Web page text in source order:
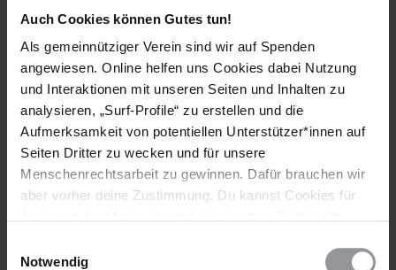
Auch Cookies können Gutes tun!
Als gemeinnütziger Verein sind wir auf Spenden
angewiesen. Online helfen uns Cookies dabei Nutzung
und Interaktionen mit unseren Seiten und Inhalten zu
analysieren, „Surf-Profile“ zu erstellen und die
Aufmerksamkeit von potentiellen Unterstützer*innen auf
Seiten Dritter zu wecken und für unsere
Menschenrechtsarbeit zu gewinnen. Dafür brauchen wir
aber vorher deine Zustimmung. Du kannst Cookies für
wieder ändern. Diesen Banner kannst Du über den Link
Notwendig
Hitzewellen zurückführen. Das portugiesische Institut für
Meer und Atmosphäre (IPMA) meldete im August 2022, dass
60,4 Prozent des Landes von schwerer und 39,6 Prozent von
extremer Trockenheit betroffen waren.
Der Amnesty International Report 2022/23
Hier findest du die Regional- und Länderkapitel des Reports
zur weltweiten Lage der Menschenrechte im Jahr 2022